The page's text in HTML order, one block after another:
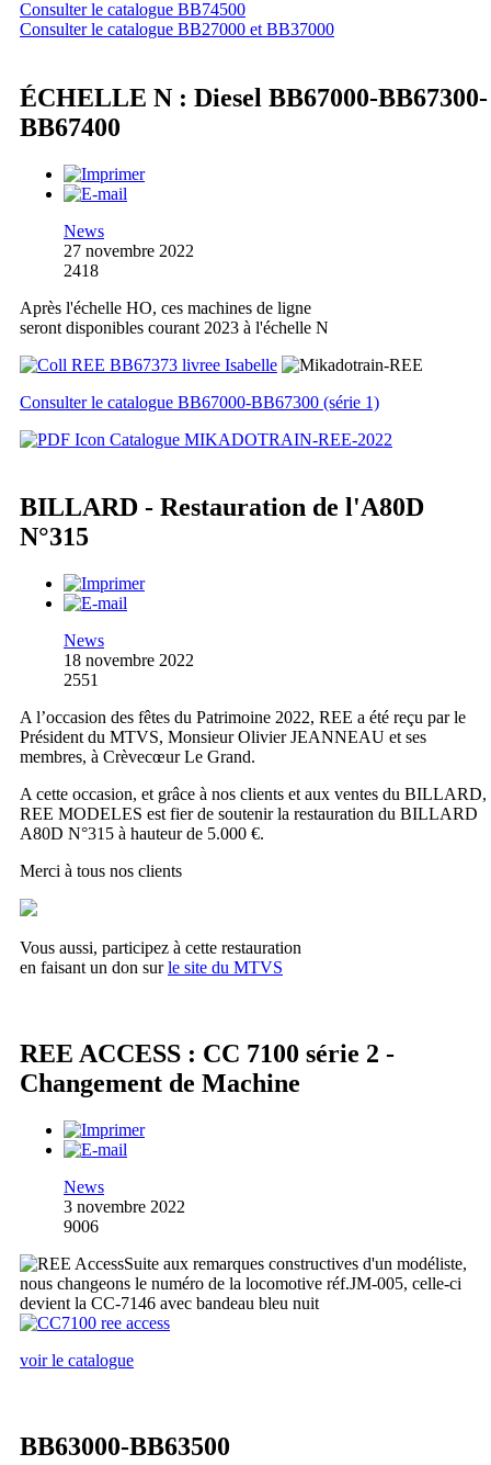
Consulter le catalogue BB74500
Consulter le catalogue BB27000 et BB37000
ÉCHELLE N : Diesel BB67000-BB67300-
BB67400
News
27 novembre 2022
2418
Après l'échelle HO, ces machines de ligne
seront disponibles courant 2023 à l'échelle N
Consulter le catalogue BB67000-BB67300 (série 1)
Catalogue MIKADOTRAIN-REE-2022
BILLARD - Restauration de l'A80D
N°315
News
18 novembre 2022
2551
A l’occasion des fêtes du Patrimoine 2022, REE a été reçu par le
Président du MTVS, Monsieur Olivier JEANNEAU et ses
membres, à Crèvecœur Le Grand.
A cette occasion, et grâce à nos clients et aux ventes du BILLARD,
REE MODELES est fier de soutenir la restauration du BILLARD
A80D N°315 à hauteur de 5.000 €.
Merci à tous nos clients
Vous aussi, participez à cette restauration
en faisant un don surle site du MTVS
REE ACCESS : CC 7100 série 2 -
Changement de Machine
News
3 novembre 2022
9006
Suite aux remarques constructives d'un modéliste,
nous changeons le numéro de la locomotive réf.JM-005, celle-ci
devient la CC-7146 avec bandeau bleu nuit
voir le catalogue
BB63000-BB63500